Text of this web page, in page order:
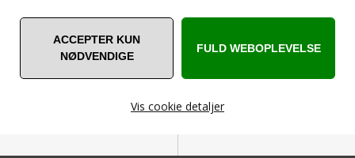
Vis cookie detaljer